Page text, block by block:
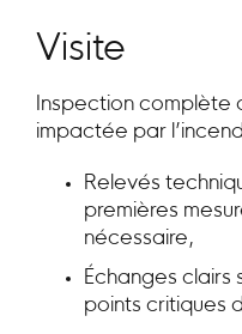
Visite
Inspection complète
impactée par
Relevés
premières
nécessaire,
Échanges clairs
points critiques